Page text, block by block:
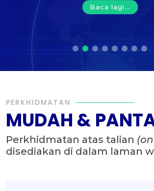
Baca lagi...
PERKHIDMATAN
MUDAH &
Perkhidmatan atas talian
disediakan di dalam laman